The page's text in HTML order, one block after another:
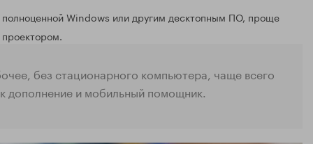
Windows или другим десктопным ПО, проще
без стационарного компьютера, чаще всего
дополнение и мобильный помощник.